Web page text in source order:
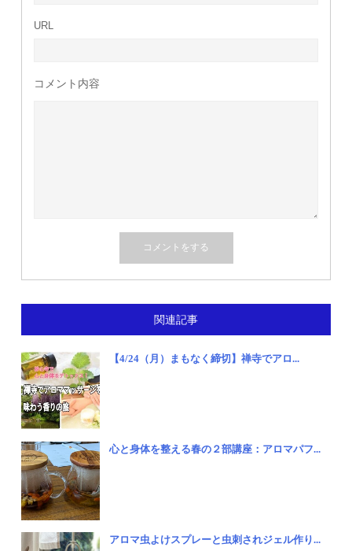
URL
コメント内容
関連記事
【4/24（月）まもなく締切】禅寺でアロ...
心と身体を整える春の２部講座：アロマパフ...
アロマ虫よけスプレーと虫刺されジェル作り...